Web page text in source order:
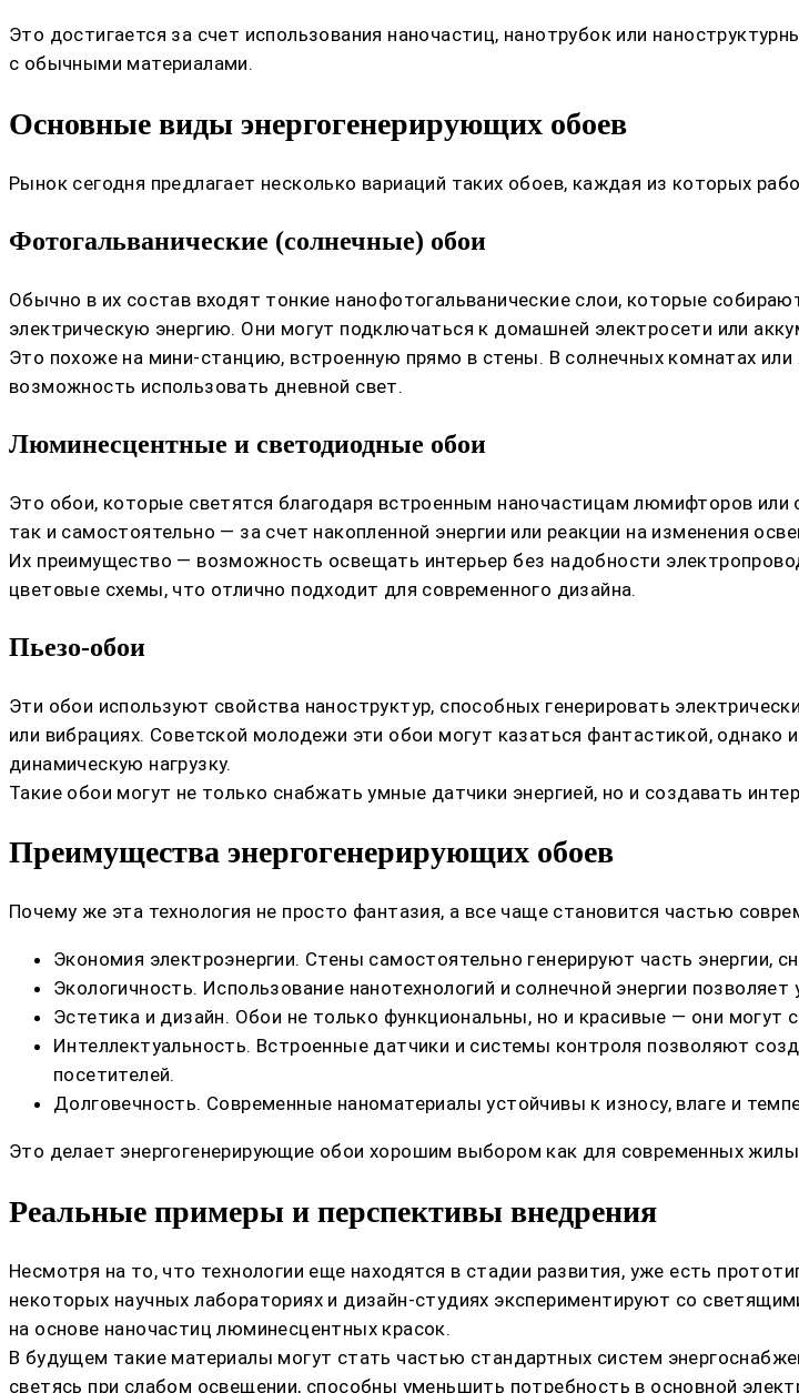
Это достигается за счет использования наночастиц, нанотрубок или
с обычными материалами.
Основные виды энергогенерирующих обоев
Рынок сегодня предлагает несколько вариаций таких обоев, каждая из которых
Фотогальванические (солнечные) обои
Обычно в их состав входят тонкие нанофотогальванические слои, которые
электрическую энергию. Они могут подключаться к домашней электросети или
Это похоже на мини-станцию, встроенную прямо в стены. В солнечных комнатах
возможность использовать дневной свет.
Люминесцентные и светодиодные обои
Это обои, которые светятся благодаря встроенным наночастицам люмифторов
так и самостоятельно — за счет накопленной энергии или реакции на изменения
Их преимущество — возможность освещать интерьер без надобности
цветовые схемы, что отлично подходит для современного дизайна.
Пьезо-обои
Эти обои используют свойства наноструктур, способных генерировать
или вибрациях. Советской молодежи эти обои могут казаться фантастикой,
динамическую нагрузку.
Такие обои могут не только снабжать умные датчики энергией, но и создавать
Преимущества энергогенерирующих обоев
Почему же эта технология не просто фантазия, а все чаще становится частью
Экономия электроэнергии. Стены самостоятельно генерируют часть энергии,
Экологичность. Использование нанотехнологий и солнечной энергии
Эстетика и дизайн. Обои не только функциональны, но и красивые — они
Интеллектуальность. Встроенные датчики и системы контроля позволяют
посетителей.
Долговечность. Современные наноматериалы устойчивы к износу, влаге и
Это делает энергогенерирующие обои хорошим выбором как для современных
Реальные примеры и перспективы внедрения
Несмотря на то, что технологии еще находятся в стадии развития, уже есть
некоторых научных лабораториях и дизайн-студиях экспериментируют со
на основе наночастиц люминесцентных красок.
В будущем такие материалы могут стать частью стандартных систем
светясь при слабом освещении, способны уменьшить потребность в основной